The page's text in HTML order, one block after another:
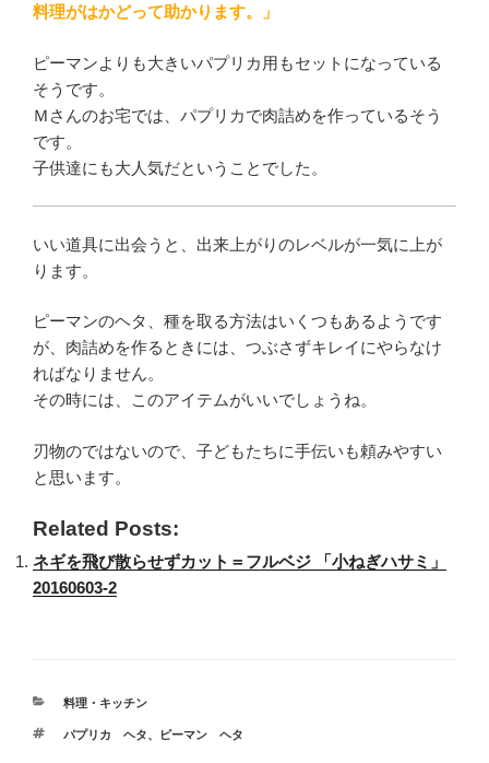
料理がはかどって助かります。」
ピーマンよりも大きいパプリカ用もセットになっている
そうです。
Ｍさんのお宅では、パプリカで肉詰めを作っているそう
です。
子供達にも大人気だということでした。
いい道具に出会うと、出来上がりのレベルが一気に上が
ります。
ピーマンのヘタ、種を取る方法はいくつもあるようです
が、肉詰めを作るときには、つぶさずキレイにやらなけ
ればなりません。
その時には、このアイテムがいいでしょうね。
刃物のではないので、子どもたちに手伝いも頼みやすい
と思います。
Related Posts:
ネギを飛び散らせずカット＝フルベジ 「小ねぎハサミ」
20160603-2
カ
ゴ
料理・キッチン
タ
パプリカ ヘタ、 ピーマン ヘタ